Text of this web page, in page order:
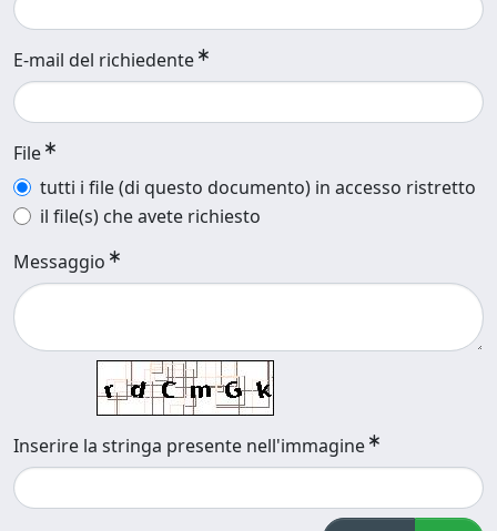
E-mail del richiedente
File
tutti i file (di questo documento) in accesso ristretto
il file(s) che avete richiesto
Messaggio
Inserire la stringa presente nell'immagine